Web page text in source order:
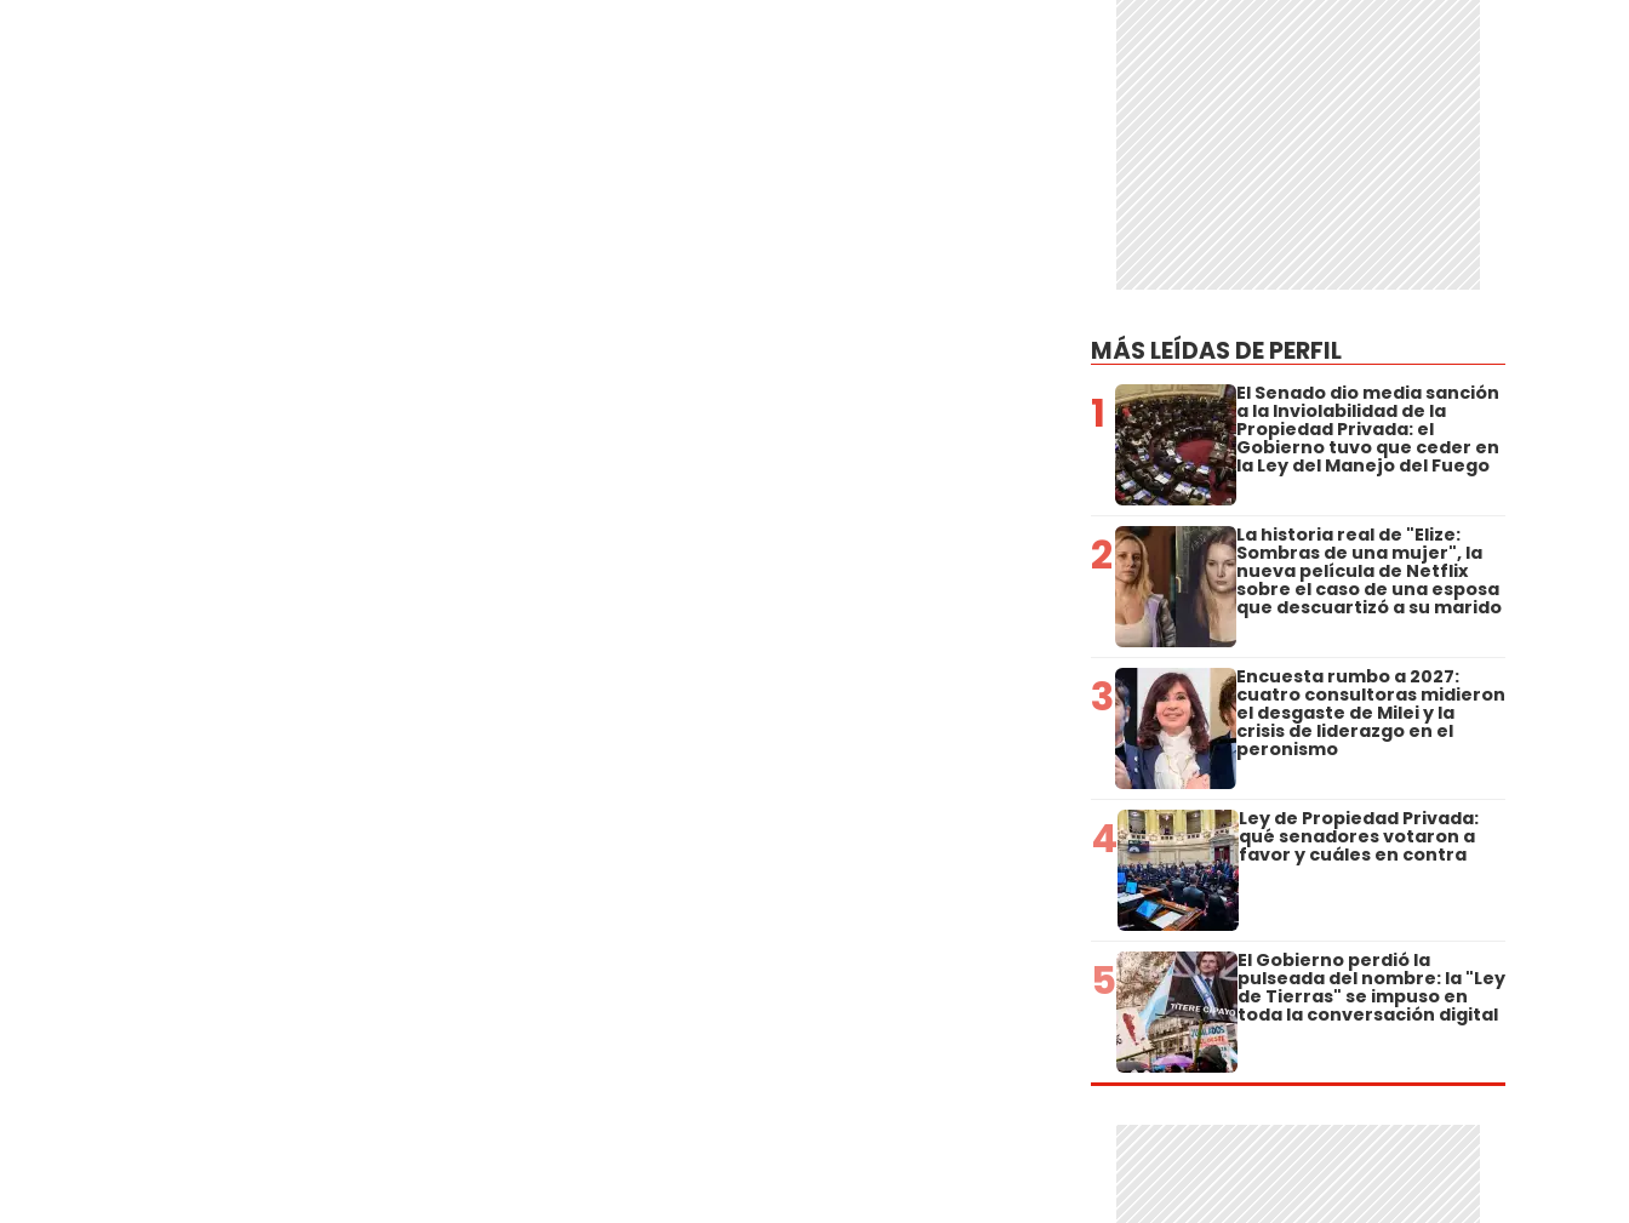
MÁS LEÍDAS DE PERFIL
1 El Senado dio media sanción
a la Inviolabilidad de la
Propiedad Privada: el
Gobierno tuvo que ceder en
la Ley del Manejo del Fuego
2 La historia real de "Elize:
Sombras de una mujer", la
nueva película de Netflix
sobre el caso de una esposa
que descuartizó a su marido
3 Encuesta rumbo a 2027:
cuatro consultoras midieron
el desgaste de Milei y la
crisis de liderazgo en el
peronismo
4 Ley de Propiedad Privada:
qué senadores votaron a
favor y cuáles en contra
5 El Gobierno perdió la
pulseada del nombre: la "Ley
de Tierras" se impuso en
toda la conversación digital